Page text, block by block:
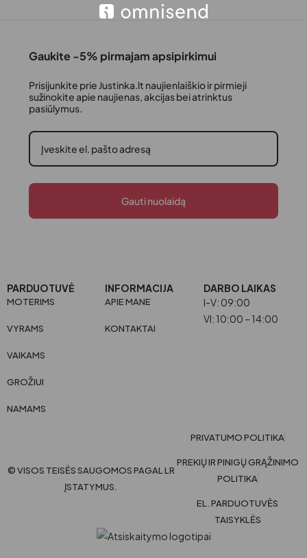
Gaukite -5% pirmajam apsipirkimui
Prisijunkite prie Justinka.lt naujienlaiškio ir pirmieji
sužinokite apie naujienas, akcijas bei atrinktus
pasiūlymus.
Gauti nuolaidą
PARDUOTUVĖ
MOTERIMS
VYRAMS
VAIKAMS
GROŽIUI
NAMAMS
INFORMACIJA
APIE MANE
KONTAKTAI
DARBO LAIKAS
I-V: 09:00
VI: 10:00 – 14:00
© VISOS TEISĖS SAUGOMOS PAGAL LR
ĮSTATYMUS.
PRIVATUMO POLITIKA
PREKIŲ IR PINIGŲ GRĄŽINIMO
POLITIKA
EL. PARDUOTUVĖS
TAISYKLĖS